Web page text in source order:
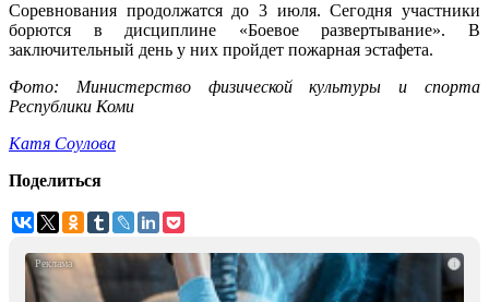
Соревнования продолжатся до 3 июля. Сегодня участники
борются в дисциплине «Боевое развертывание». В
заключительный день у них пройдет пожарная эстафета.
Фото: Министерство физической культуры и спорта
Республики Коми
Катя Соулова
Поделиться
i